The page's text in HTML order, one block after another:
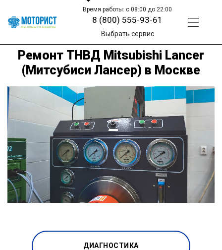
Время работы: с 08:00 до 22:00
8 (800) 555-93-61
Выбрать сервис
Ремонт ТНВД Mitsubishi Lancer
(Митсубиси Лансер) в Москве
ДИАГНОСТИКА